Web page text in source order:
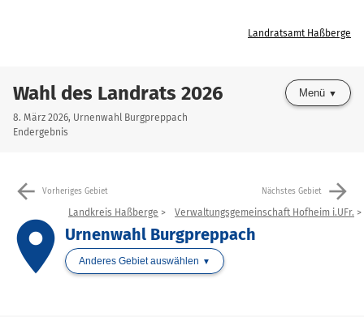
Landratsamt Haßberge
Wahl des Landrats 2026
8. März 2026, Urnenwahl Burgpreppach
Endergebnis
Menü
arrow_back Vorheriges Gebiet Nächstes Gebiet arrow_forward
place
Landkreis Haßberge Verwaltungsgemeinschaft Hofheim i.UFr.
Urnenwahl Burgpreppach
Anderes Gebiet auswählen